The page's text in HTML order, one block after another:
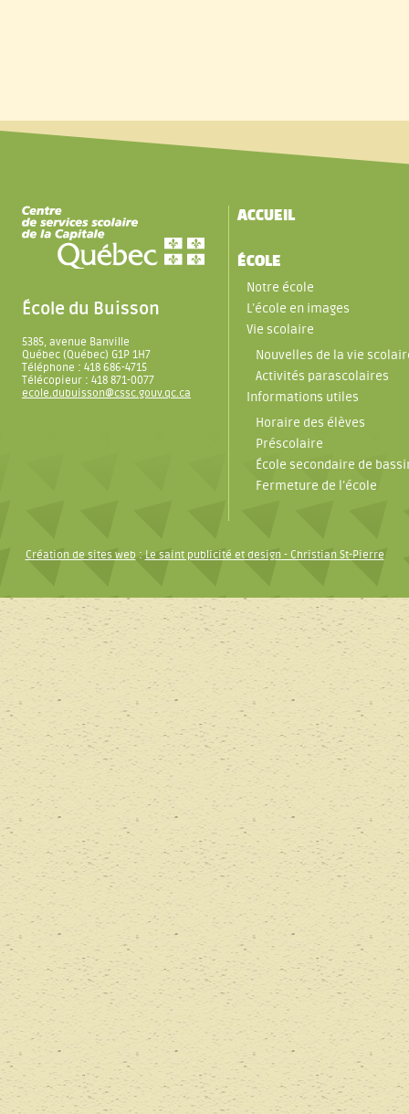
École du Buisson
5385, avenue Banville
Québec (Québec) G1P 1H7
Téléphone : 418 686-4715
Télécopieur : 418 871-0077
ecole.dubuisson@cssc.gouv.qc.ca
ACCUEIL
ÉCOLE
Notre école
L’école en images
Vie scolaire
Nouvelles de la vie
Activités parascolaires
Informations utiles
Horaire des élèves
Préscolaire
École secondaire de
Fermeture de l’école
Création de sites web : Le saint publicité et design- Christian St-Pierre